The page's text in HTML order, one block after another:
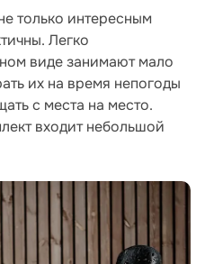
только интересным
Легко
виде занимают мало
их на время непогоды
с места на место.
входит небольшой